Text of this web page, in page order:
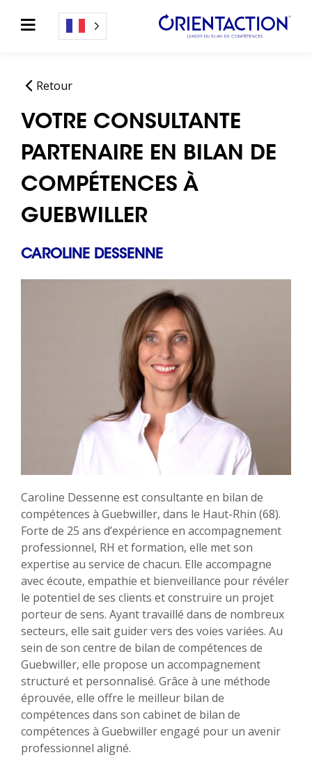
Retour
VOTRE CONSULTANTE
PARTENAIRE EN BILAN DE
COMPÉTENCES À
GUEBWILLER
CAROLINE DESSENNE
Caroline Dessenne est consultante en bilan de
compétences à Guebwiller, dans le Haut-Rhin (68).
Forte de 25 ans d’expérience en accompagnement
professionnel, RH et formation, elle met son
expertise au service de chacun. Elle accompagne
avec écoute, empathie et bienveillance pour révéler
le potentiel de ses clients et construire un projet
porteur de sens. Ayant travaillé dans de nombreux
secteurs, elle sait guider vers des voies variées. Au
sein de son centre de bilan de compétences de
Guebwiller, elle propose un accompagnement
structuré et personnalisé. Grâce à une méthode
éprouvée, elle offre le meilleur bilan de
compétences dans son cabinet de bilan de
compétences à Guebwiller engagé pour un avenir
professionnel aligné.